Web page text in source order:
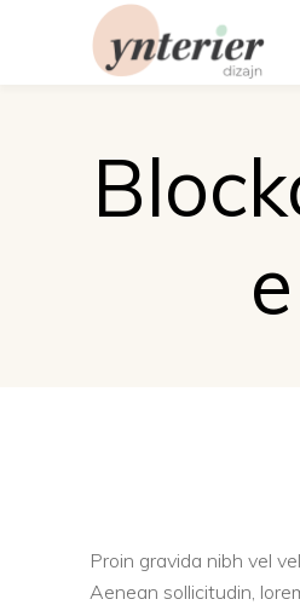
e
Proin gravida nibh vel
Aenean sollicitudin,